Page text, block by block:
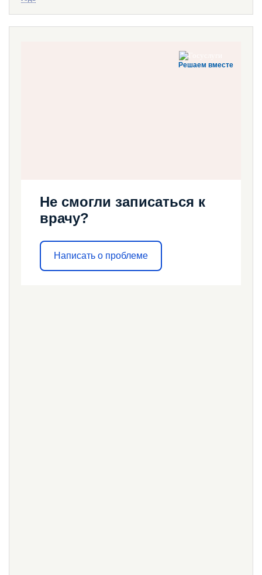
Решаем вместе
Не смогли записаться к
врачу?
Написать о проблеме